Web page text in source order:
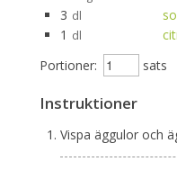
3 dl
1 dl
Portioner: sats
Instruktioner
Vispa äggulor och